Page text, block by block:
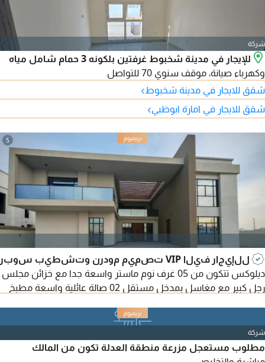
شركة
للإيجار في مدينة شخبوط غرفتين بلكونه 3 حمام شامل مياه
وكهرباء صيانة، موقف سنوي 70 للتواصل
شقق للايجار في مدينة شخبوط›
شقق للايجار في امارة ابوظبي›
5
للإيجار فيلا VIP تصميم مودرن وتشطيب سوبر
ديلوكس تتكون من 05 غرف نوم ماستر واسعة جدا مع خزائن مجلس
رجل كبير مع مغاسل بمدخل مستقل 02 صالة عائلية واسعة مطبخ
بالدور الأول غرفة خادمة غرفة غسيل حوش واسع بوابة الكترونية
مطلوب 180000 درهم سنوي
شركة
مطلوب مستعجل مزرعة منطقة العدلة تكون من المالك